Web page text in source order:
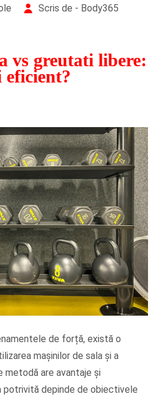
Scris de - Body365
vs greutati libere:
eficient?
de forță, există o
mașinilor de sala și a
metodă are avantaje și
potrivită depinde de obiectivele